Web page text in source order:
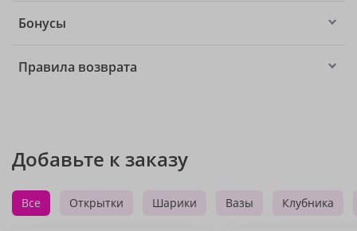
Бонусы
Правила возврата
Добавьте к заказу
Все Открытки Шарики Вазы Клубника